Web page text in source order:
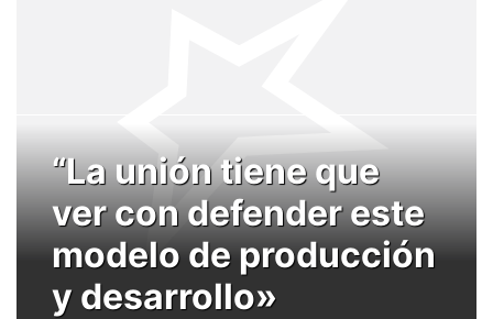
“La unión tiene que
ver con defender este
modelo de producción
y desarrollo»